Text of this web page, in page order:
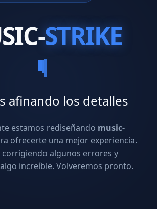
STRIKE
afinando los detalles
estamos rediseñando music-
ofrecerte una mejor experiencia.
corrigiendo algunos errores y
increíble. Volveremos pronto.